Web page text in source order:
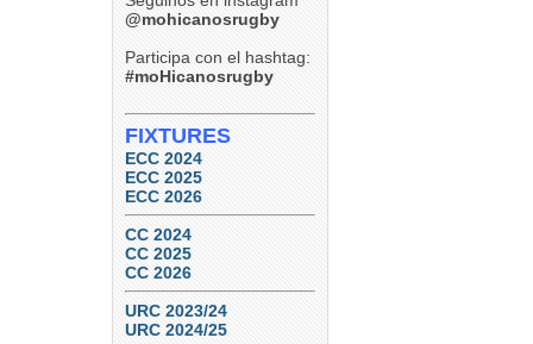
Natación y Gimnasia
6 0
@mohicanosrugby
Participa con el hashtag:
#moHicanosrugby
FIXTURES
ECC 2024
ECC 2025
ECC 2026
CC 2024
CC 2025
CC 2026
URC 2023/24
URC 2024/25